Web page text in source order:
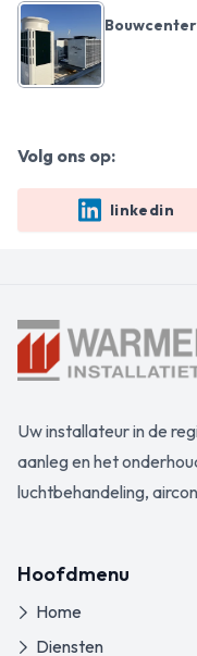
Volg ons op:
linkedin
Uw installateur in de
aanleg en het
luchtbehandeling,
Hoofdmenu
Home
Diensten